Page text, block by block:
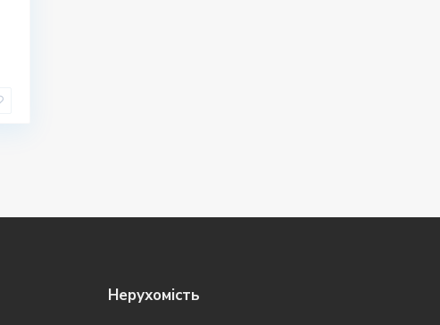
Нерухомість